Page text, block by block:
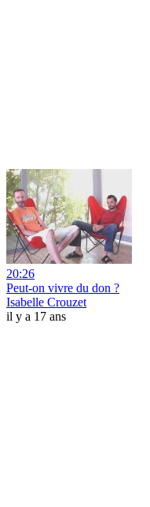
20:26
Peut-on vivre du don ?
Isabelle Crouzet
il y a 17 ans